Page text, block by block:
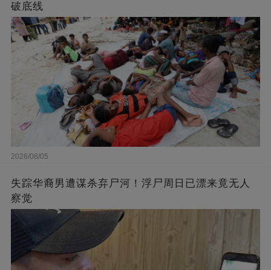
破底线
2026/08/05
失踪华裔男遭谋杀弃尸河！浮尸周日已漂来竟无人
察觉